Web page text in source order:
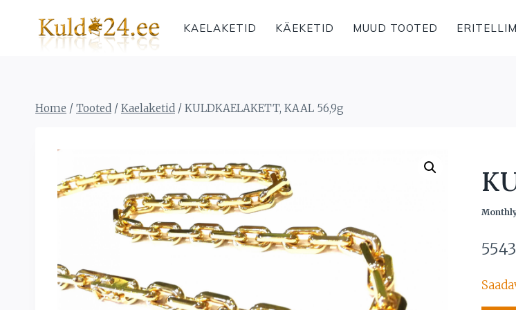
content
KAELAKETID KÄEKETID MUUD TOOTED
Home / Tooted / Kaelaketid / KULDKAELAKETT, KAAL 56,9g